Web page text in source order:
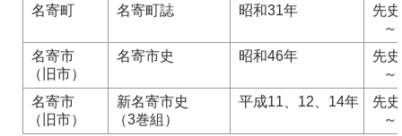
名寄町
名寄町誌 昭和31年
先史
～
名寄市
（旧市）
名寄市史 昭和46年
先
～
名寄市
（旧市）
新名寄市史
（3巻組）
平成11、12、14年
先史
～